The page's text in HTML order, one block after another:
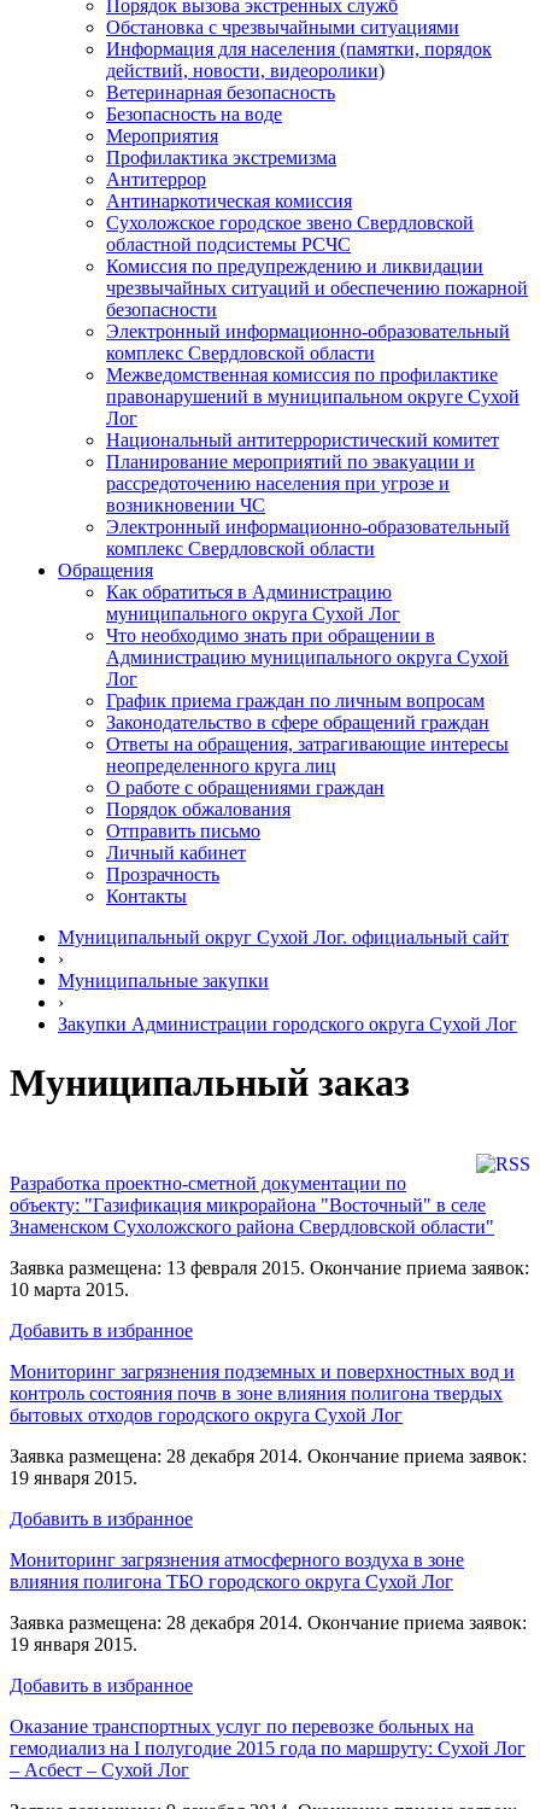
Порядок вызова экстренных служб
Обстановка с чрезвычайными ситуациями
Информация для населения (памятки, порядок
действий, новости, видеоролики)
Ветеринарная безопасность
Безопасность на воде
Мероприятия
Профилактика экстремизма
Антитеррор
Антинаркотическая комиссия
Сухоложское городское звено Свердловской
областной подсистемы РСЧС
Комиссия по предупреждению и ликвидации
чрезвычайных ситуаций и обеспечению пожарной
безопасности
Электронный информационно-образовательный
комплекс Cвердловской области
Межведомственная комиссия по профилактике
правонарушений в муниципальном округе Сухой
Лог
Национальный антитеррористический комитет
Планирование мероприятий по эвакуации и
рассредоточению населения при угрозе и
возникновении ЧС
Электронный информационно-образовательный
комплекс Свердловской области
Обращения
Как обратиться в Администрацию
муниципального округа Сухой Лог
Что необходимо знать при обращении в
Администрацию муниципального округа Сухой
Лог
График приема граждан по личным вопросам
Законодательство в сфере обращений граждан
Ответы на обращения, затрагивающие интересы
неопределенного круга лиц
О работе с обращениями граждан
Порядок обжалования
Отправить письмо
Личный кабинет
Прозрачность
Контакты
Муниципальный округ Сухой Лог. официальный сайт
›
Муниципальные закупки
›
Закупки Администрации городского округа Сухой Лог
Муниципальный заказ
Разработка проектно-сметной документации по
объекту: "Газификация микрорайона "Восточный" в селе
Знаменском Сухоложского района Свердловской области"
Заявка размещена: 13 февраля 2015. Окончание приема заявок:
10 марта 2015.
Добавить в избранное
Мониторинг загрязнения подземных и поверхностных вод и
контроль состояния почв в зоне влияния полигона твердых
бытовых отходов городского округа Сухой Лог
Заявка размещена: 28 декабря 2014. Окончание приема заявок:
19 января 2015.
Добавить в избранное
Мониторинг загрязнения атмосферного воздуха в зоне
влияния полигона ТБО городского округа Сухой Лог
Заявка размещена: 28 декабря 2014. Окончание приема заявок:
19 января 2015.
Добавить в избранное
Оказание транспортных услуг по перевозке больных на
гемодиализ на I полугодие 2015 года по маршруту: Сухой Лог
– Асбест – Сухой Лог